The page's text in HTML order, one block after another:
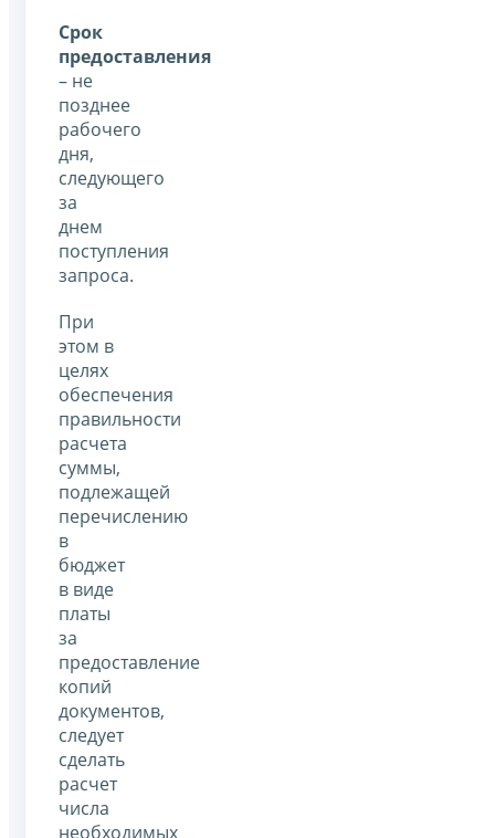
Срок
предоставления
– не
позднее
рабочего
дня,
следующего
за
днем
поступления
запроса.
При
этом в
целях
обеспечения
правильности
расчета
суммы,
подлежащей
перечислению
в
бюджет
в виде
платы
за
предоставление
копий
документов,
следует
сделать
расчет
числа
необходимых